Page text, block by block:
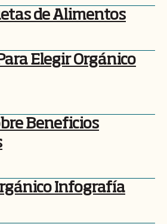
de Alimentos
Elegir Orgánico
Beneficios
Infografía